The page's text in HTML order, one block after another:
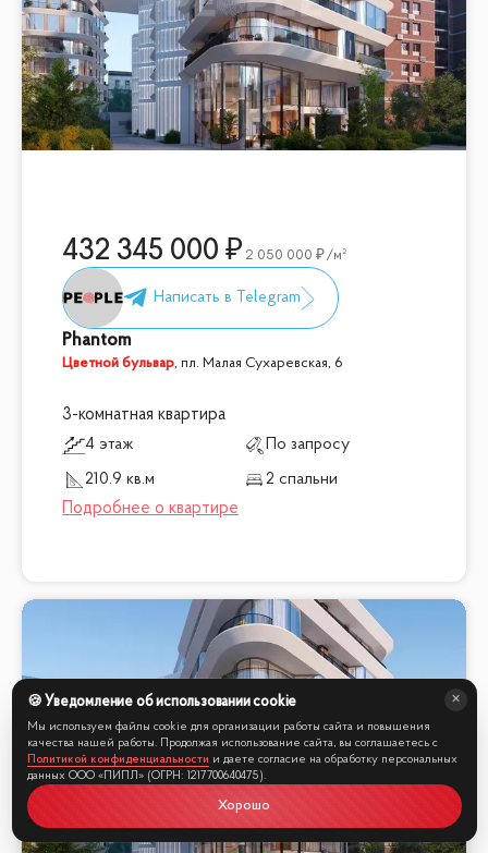
432 345 000 2 050 000 /м²
Phantom
Цветной бульвар,пл. Малая Сухаревская, 6
3-комнатная квартира
4 этаж
По запросу
210.9 кв.м
2 спальни
🍪 Уведомление об использовании cookie
Мы используем файлы cookie для организации работы сайта и повышения
качества нашей работы. Продолжая использование сайта, вы соглашаетесь с
Политикой конфиденциальности и даете согласие на обработку персональных
данных ООО «ПИПЛ» (ОГРН: 1217700640475).
Хорошо